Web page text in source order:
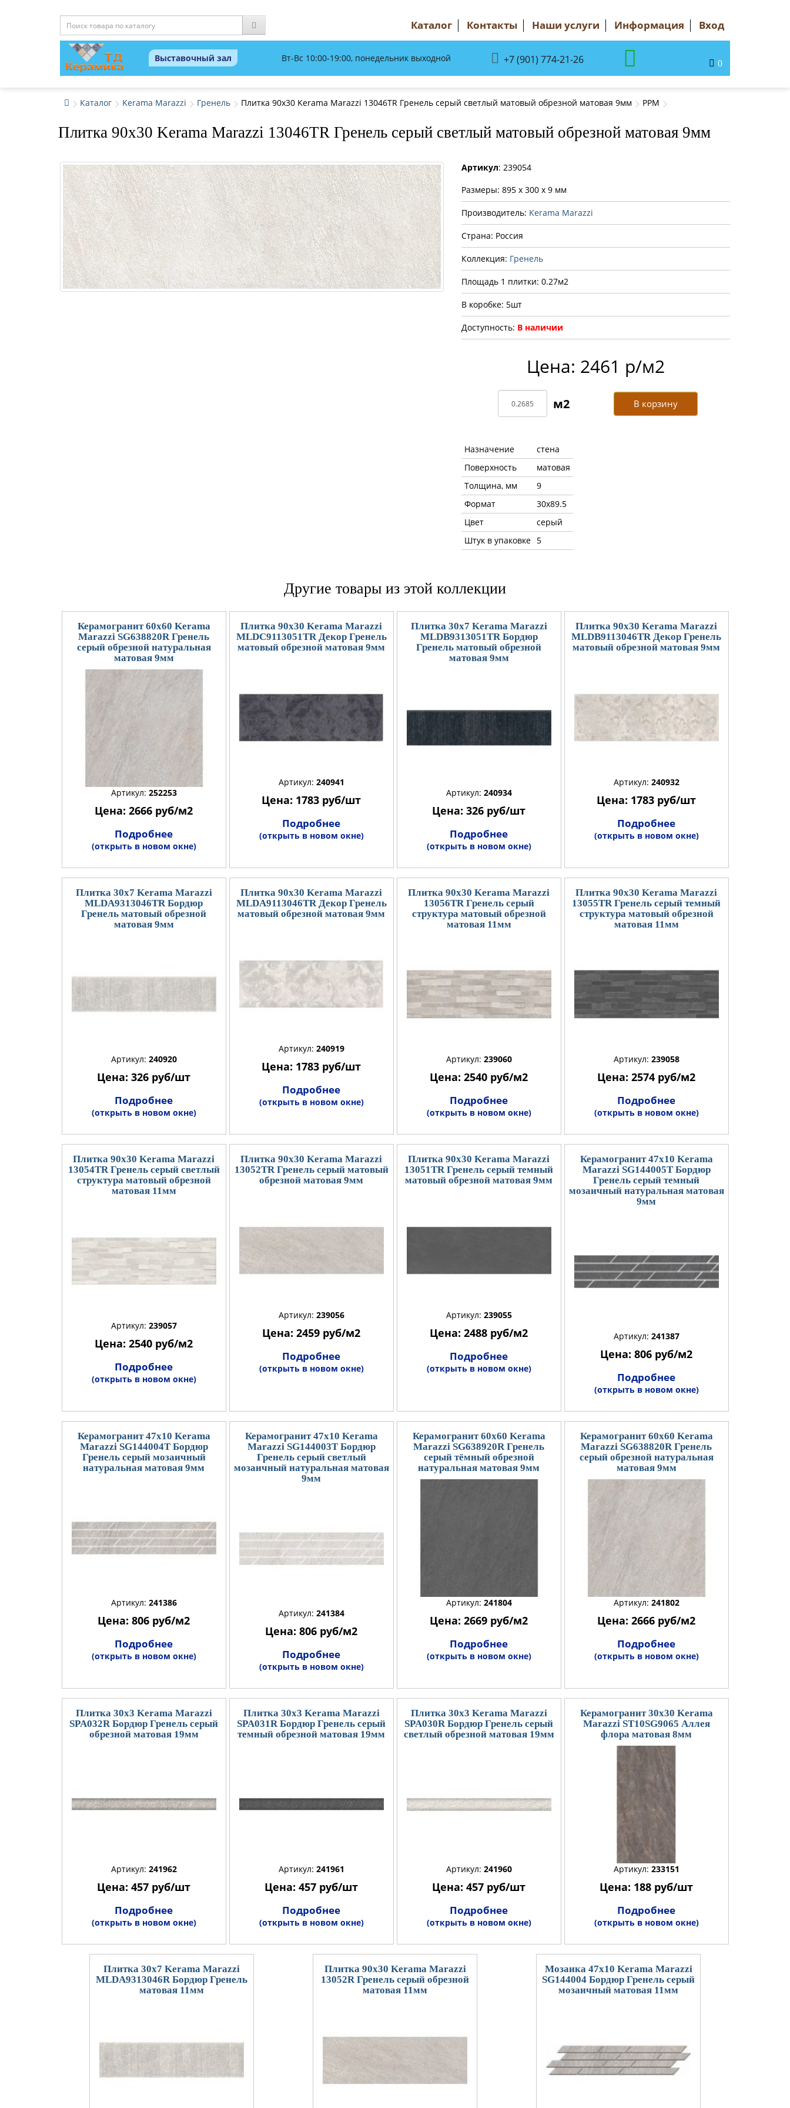
Каталог Контакты Наши услуги Информация Вход
Выставочный зал Вт-Вс 10:00-19:00, понедельник выходной +7 (901) 774-21-26 0
Каталог Kerama Marazzi Гренель Плитка 90x30 Kerama Marazzi 13046TR Гренель серый светлый матовый обрезной матовая 9мм PPM
Плитка 90x30 Kerama Marazzi 13046TR Гренель серый светлый матовый обрезной матовая 9мм
Артикул: 239054
Размеры: 895 x 300 x 9 мм
Производитель: Kerama Marazzi
Страна: Россия
Коллекция: Гренель
Площадь 1 плитки: 0.27м2
В коробке: 5шт
Доступность: В наличии
Цена: 2461 р/м2
В корзину
Назначение
стена
Поверхность
матовая
Толщина, мм
9
Формат
30x89.5
Цвет
серый
Штук в упаковке
5
Другие товары из этой коллекции
Керамогранит 60x60 Kerama
Marazzi SG638820R Гренель
серый обрезной натуральная
матовая 9мм
Артикул: 252253
Цена: 2666 руб/м2
Подробнее
(открыть в новом окне)
Плитка 90x30 Kerama Marazzi
MLDC9113051TR Декор Гренель
матовый обрезной матовая 9мм
Артикул: 240941
Цена: 1783 руб/шт
Подробнее
(открыть в новом окне)
Плитка 30x7 Kerama Marazzi
MLDB9313051TR Бордюр
Гренель матовый обрезной
матовая 9мм
Артикул: 240934
Цена: 326 руб/шт
Подробнее
(открыть в новом окне)
Плитка 90x30 Kerama Marazzi
MLDB9113046TR Декор Гренель
матовый обрезной матовая 9мм
Артикул: 240932
Цена: 1783 руб/шт
Подробнее
(открыть в новом окне)
Плитка 30x7 Kerama Marazzi
MLDA9313046TR Бордюр
Гренель матовый обрезной
матовая 9мм
Артикул: 240920
Цена: 326 руб/шт
Подробнее
(открыть в новом окне)
Плитка 90x30 Kerama Marazzi
MLDA9113046TR Декор Гренель
матовый обрезной матовая 9мм
Артикул: 240919
Цена: 1783 руб/шт
Подробнее
(открыть в новом окне)
Плитка 90x30 Kerama Marazzi
13056TR Гренель серый
структура матовый обрезной
матовая 11мм
Артикул: 239060
Цена: 2540 руб/м2
Подробнее
(открыть в новом окне)
Плитка 90x30 Kerama Marazzi
13055TR Гренель серый темный
структура матовый обрезной
матовая 11мм
Артикул: 239058
Цена: 2574 руб/м2
Подробнее
(открыть в новом окне)
Плитка 90x30 Kerama Marazzi
13054TR Гренель серый светлый
структура матовый обрезной
матовая 11мм
Артикул: 239057
Цена: 2540 руб/м2
Подробнее
(открыть в новом окне)
Плитка 90x30 Kerama Marazzi
13052TR Гренель серый матовый
обрезной матовая 9мм
Артикул: 239056
Цена: 2459 руб/м2
Подробнее
(открыть в новом окне)
Плитка 90x30 Kerama Marazzi
13051TR Гренель серый темный
матовый обрезной матовая 9мм
Артикул: 239055
Цена: 2488 руб/м2
Подробнее
(открыть в новом окне)
Керамогранит 47x10 Kerama
Marazzi SG144005T Бордюр
Гренель серый темный
мозаичный натуральная матовая
9мм
Артикул: 241387
Цена: 806 руб/м2
Подробнее
(открыть в новом окне)
Керамогранит 47x10 Kerama
Marazzi SG144004T Бордюр
Гренель серый мозаичный
натуральная матовая 9мм
Артикул: 241386
Цена: 806 руб/м2
Подробнее
(открыть в новом окне)
Керамогранит 47x10 Kerama
Marazzi SG144003T Бордюр
Гренель серый светлый
мозаичный натуральная матовая
9мм
Артикул: 241384
Цена: 806 руб/м2
Подробнее
(открыть в новом окне)
Керамогранит 60x60 Kerama
Marazzi SG638920R Гренель
серый тёмный обрезной
натуральная матовая 9мм
Артикул: 241804
Цена: 2669 руб/м2
Подробнее
(открыть в новом окне)
Керамогранит 60x60 Kerama
Marazzi SG638820R Гренель
серый обрезной натуральная
матовая 9мм
Артикул: 241802
Цена: 2666 руб/м2
Подробнее
(открыть в новом окне)
Плитка 30x3 Kerama Marazzi
SPA032R Бордюр Гренель серый
обрезной матовая 19мм
Артикул: 241962
Цена: 457 руб/шт
Подробнее
(открыть в новом окне)
Плитка 30x3 Kerama Marazzi
SPA031R Бордюр Гренель серый
темный обрезной матовая 19мм
Артикул: 241961
Цена: 457 руб/шт
Подробнее
(открыть в новом окне)
Плитка 30x3 Kerama Marazzi
SPA030R Бордюр Гренель серый
светлый обрезной матовая 19мм
Артикул: 241960
Цена: 457 руб/шт
Подробнее
(открыть в новом окне)
Керамогранит 30x30 Kerama
Marazzi ST10SG9065 Аллея
флора матовая 8мм
Артикул: 233151
Цена: 188 руб/шт
Подробнее
(открыть в новом окне)
Плитка 30x7 Kerama Marazzi
MLDA9313046R Бордюр Гренель
матовая 11мм
Плитка 90x30 Kerama Marazzi
13052R Гренель серый обрезной
матовая 11мм
Мозаика 47x10 Kerama Marazzi
SG144004 Бордюр Гренель серый
мозаичный матовая 11мм